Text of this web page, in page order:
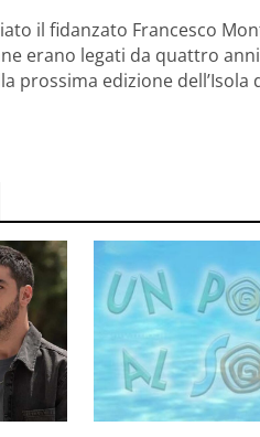
il fidanzato Francesco
erano legati da quattro
prossima edizione dell’Isola